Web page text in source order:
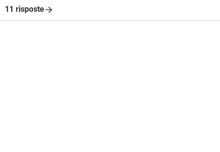
11 risposte